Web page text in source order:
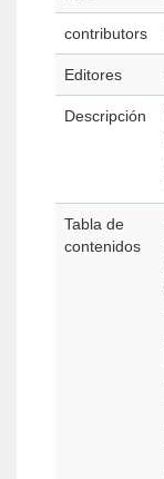
contributors
Editores
Descripción
Tabla de
contenidos